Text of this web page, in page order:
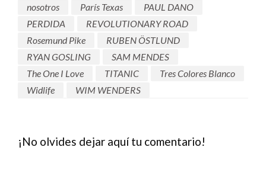
nosotros
París Texas
PAUL DANO
PERDIDA
REVOLUTIONARY ROAD
Rosemund Pike
RUBEN ÖSTLUND
RYAN GOSLING
SAM MENDES
The One I Love
TITANIC
Tres Colores Blanco
Widlife
WIM WENDERS
¡No olvides dejar aquí tu comentario!